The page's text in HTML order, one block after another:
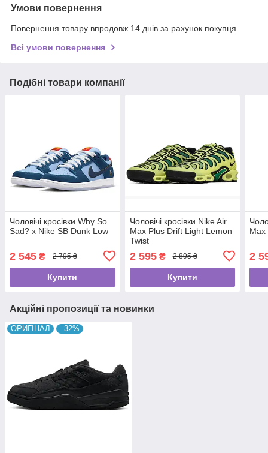
Умови повернення
Повернення товару впродовж 14 днів за рахунок покупця
Всі умови повернення
Подібні товари компанії
Чоловічі кросівки Why So
Sad? x Nike SB Dunk Low
2 545 ₴ 2 795 ₴
Купити
Чоловічі кросівки Nike Air
Max Plus Drift Light Lemon
Twist
2 595₴ 2 895 ₴
Купити
Max
2
Акційні пропозиції та новинки
ОРИГІНАЛ –32%